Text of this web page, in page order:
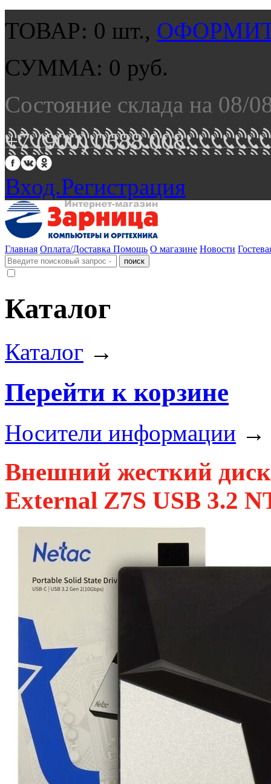
ТОВАР: 0 шт.,
СУММА: 0 руб.
Состояние склада на 08/
+7 (900) 0688 008.
Вход.Регистрация
Главная Оплата/Доставка Помощь О магазине Новости
Каталог
Каталог →
Перейти к корзине
Носители информации →
Внешний жесткий
External Z7S USB 3.2